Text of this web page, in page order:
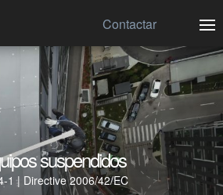
Contactar
suspendidos
1 | Directive 2006/42/EC